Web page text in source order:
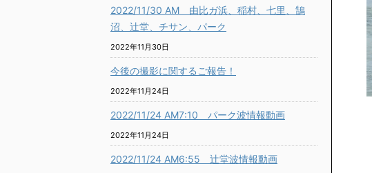
2022/11/30 AM 由比ガ浜、稲村、七里、鵠
沼、辻堂、チサン、パーク
2022年11月30日
今後の撮影に関するご報告！
2022年11月24日
2022/11/24 AM7:10 パーク波情報動画
2022年11月24日
2022/11/24 AM6:55 辻堂波情報動画